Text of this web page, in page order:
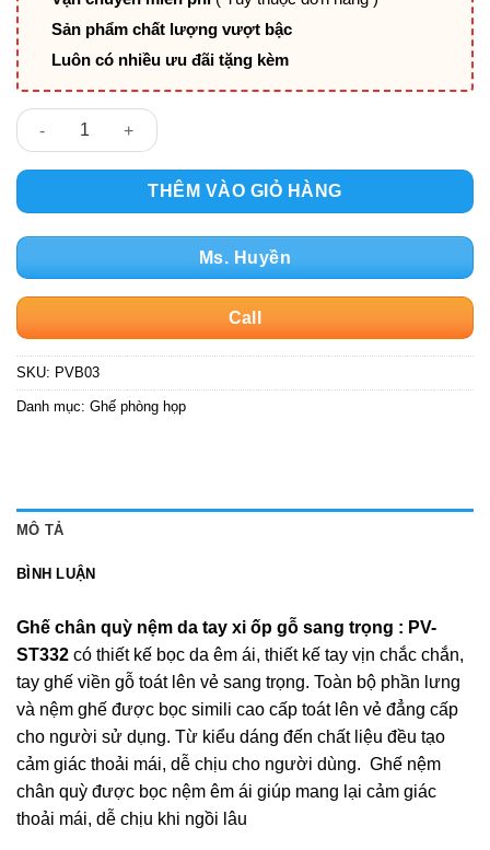
Sản phẩm chất lượng vượt bậc
Luôn có nhiều ưu đãi tặng kèm
Ghế chân quỳ PVB03 số lượng
THÊM VÀO GIỎ HÀNG
Ms. Huyền
Call
SKU: PVB03
Danh mục: Ghế phòng họp
MÔ TẢ
BÌNH LUẬN
Ghế chân quỳ nệm da tay xi ốp gỗ sang trọng : PV-
ST332 có thiết kế bọc da êm ái, thiết kế tay vịn chắc chắn,
tay ghế viền gỗ toát lên vẻ sang trọng. Toàn bộ phần lưng
và nệm ghế được bọc simili cao cấp toát lên vẻ đẳng cấp
cho người sử dụng. Từ kiểu dáng đến chất liệu đều tạo
cảm giác thoải mái, dễ chịu cho người dùng. Ghế nệm
chân quỳ được bọc nệm êm ái giúp mang lại cảm giác
thoải mái, dễ chịu khi ngồi lâu